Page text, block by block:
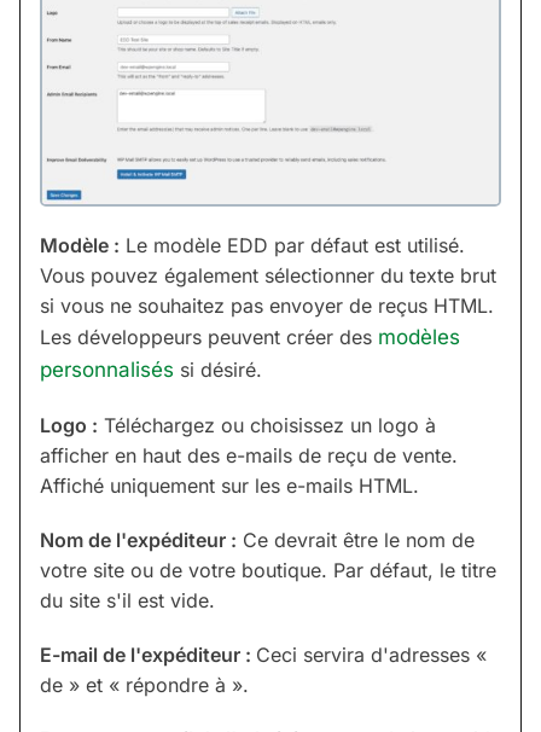
Modèle : Le modèle EDD par défaut est utilisé.
Vous pouvez également sélectionner du texte brut
si vous ne souhaitez pas envoyer de reçus HTML.
Les développeurs peuvent créer des modèles
personnalisés si désiré.
Logo : Téléchargez ou choisissez un logo à
afficher en haut des e-mails de reçu de vente.
Affiché uniquement sur les e-mails HTML.
Nom de l'expéditeur : Ce devrait être le nom de
votre site ou de votre boutique. Par défaut, le titre
du site s'il est vide.
E-mail de l'expéditeur : Ceci servira d'adresses «
de » et « répondre à ».